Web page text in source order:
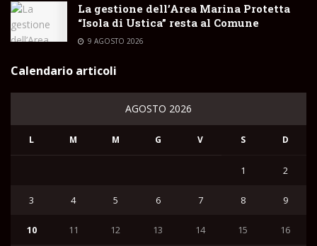
La gestione dell’Area Marina Protetta
“Isola di Ustica” resta al Comune
9 AGOSTO 2026
Calendario articoli
AGOSTO 2026
L M M G V S D
1 2
3 4 5 6 7 8 9
10 11 12 13 14 15 16